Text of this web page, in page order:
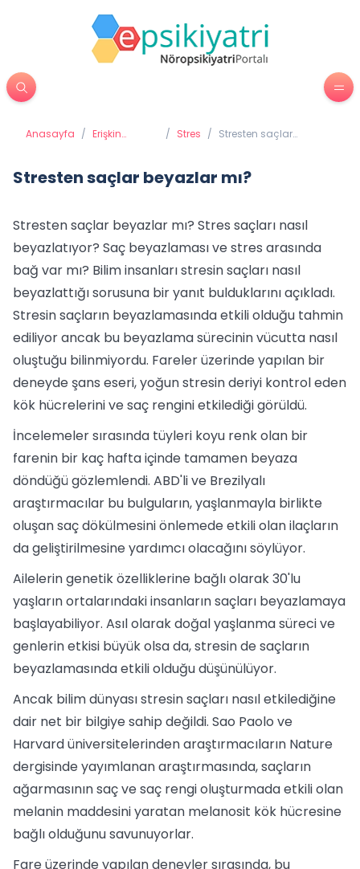
Anasayfa / Erişkin
/ Stres / Stresten saçlar
Stresten saçlar beyazlar mı?
Stresten saçlar beyazlar mı? Stres saçları nasıl
beyazlatıyor? Saç beyazlaması ve stres arasında
bağ var mı? Bilim insanları stresin saçları nasıl
beyazlattığı sorusuna bir yanıt bulduklarını açıkladı.
Stresin saçların beyazlamasında etkili olduğu tahmin
ediliyor ancak bu beyazlama sürecinin vücutta nasıl
oluştuğu bilinmiyordu. Fareler üzerinde yapılan bir
deneyde şans eseri, yoğun stresin deriyi kontrol eden
kök hücrelerini ve saç rengini etkilediği görüldü.
İncelemeler sırasında tüyleri koyu renk olan bir
farenin bir kaç hafta içinde tamamen beyaza
döndüğü gözlemlendi. ABD'li ve Brezilyalı
araştırmacılar bu bulguların, yaşlanmayla birlikte
oluşan saç dökülmesini önlemede etkili olan ilaçların
da geliştirilmesine yardımcı olacağını söylüyor.
Ailelerin genetik özelliklerine bağlı olarak 30'lu
yaşların ortalarındaki insanların saçları beyazlamaya
başlayabiliyor. Asıl olarak doğal yaşlanma süreci ve
genlerin etkisi büyük olsa da, stresin de saçların
beyazlamasında etkili olduğu düşünülüyor.
Ancak bilim dünyası stresin saçları nasıl etkilediğine
dair net bir bilgiye sahip değildi. Sao Paolo ve
Harvard üniversitelerinden araştırmacıların Nature
dergisinde yayımlanan araştırmasında, saçların
ağarmasının saç ve saç rengi oluşturmada etkili olan
melanin maddesini yaratan melanosit kök hücresine
bağlı olduğunu savunuyorlar.
Fare üzerinde yapılan deneyler sırasında, bu